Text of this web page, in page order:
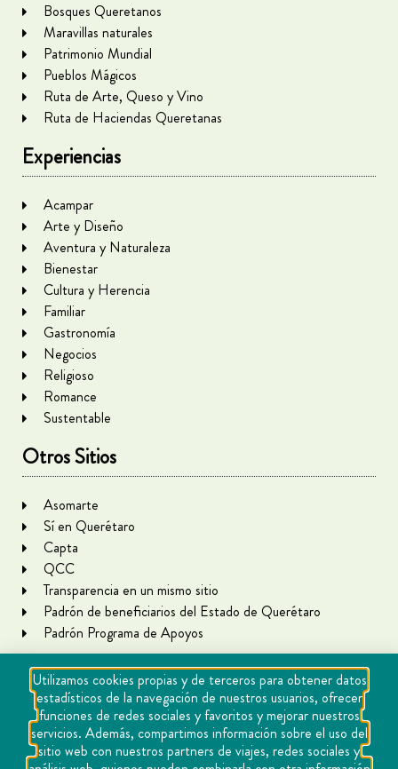
Bosques Queretanos
Maravillas naturales
Patrimonio Mundial
Pueblos Mágicos
Ruta de Arte, Queso y Vino
Ruta de Haciendas Queretanas
Experiencias
Acampar
Arte y Diseño
Aventura y Naturaleza
Bienestar
Cultura y Herencia
Familiar
Gastronomía
Negocios
Religioso
Romance
Sustentable
Otros Sitios
Asomarte
Sí en Querétaro
Capta
QCC
Transparencia en un mismo sitio
Padrón de beneficiarios del Estado de Querétaro
Padrón Programa de Apoyos
Utilizamos cookies propias y de terceros para obtener datos
estadísticos de la navegación de nuestros usuarios, ofrecer
funciones de redes sociales y favoritos y mejorar nuestros
servicios. Además, compartimos información sobre el uso del
sitio web con nuestros partners de viajes, redes sociales y